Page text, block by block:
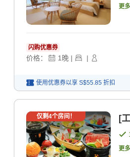
更
闪购优惠券
价格： 1晚 | |
使用优惠券以享 S$55.85 折扣
仅剩4个房间！ [
更